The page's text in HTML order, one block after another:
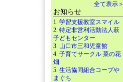
全て表示＞
お知らせ
1. 学習支援教室スマイル
2. 特定非営利活動法人萩
子どもセンター
3. 山口市三和児童館
4. 子育てサークル 菜の花
畑
5. 生活協同組合コープや
まぐち